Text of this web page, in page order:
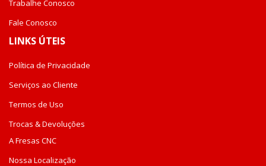
Trabalhe Conosco
Fale Conosco
LINKS ÚTEIS
Política de Privacidade
Serviços ao Cliente
Termos de Uso
Trocas & Devoluções
A Fresas CNC
Nossa Localização